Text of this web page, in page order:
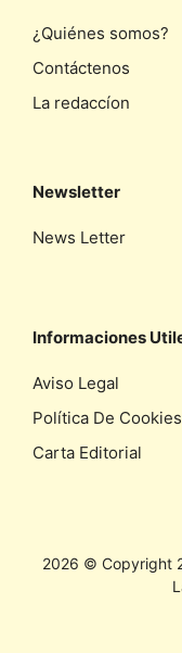
¿Quiénes somos?
Contáctenos
La redaccíon
Newsletter
News Letter
Informaciones
Aviso Legal
Política De Cookies
Carta Editorial
2026 © Copyright